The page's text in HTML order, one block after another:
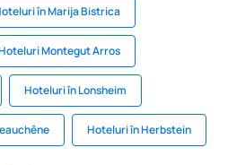
în Marija Bistrica
Montegut Arros
Hoteluri în Lonsheim
Hoteluri în Herbstein